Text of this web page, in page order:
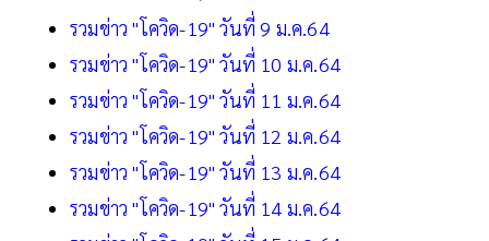
รวมข่าว "โควิด-19" วันที่ 9 ม.ค.64
รวมข่าว "โควิด-19" วันที่ 10 ม.ค.64
รวมข่าว "โควิด-19" วันที่ 11 ม.ค.64
รวมข่าว "โควิด-19" วันที่ 12 ม.ค.64
รวมข่าว "โควิด-19" วันที่ 13 ม.ค.64
รวมข่าว "โควิด-19" วันที่ 14 ม.ค.64